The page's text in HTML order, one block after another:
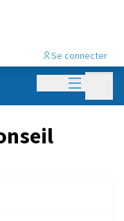
Menu
Se connecter